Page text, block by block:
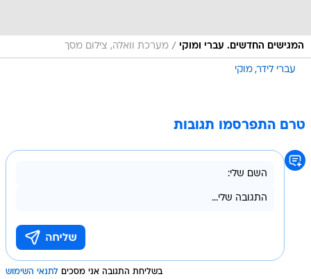
המגישים החדשים. עברי ומוקי / מערכת וואלה, צילום מסך
עברי לידר מוקי
טרם התפרסמו תגובות
בשליחת התגובה אני מסכים לתנאי השימוש